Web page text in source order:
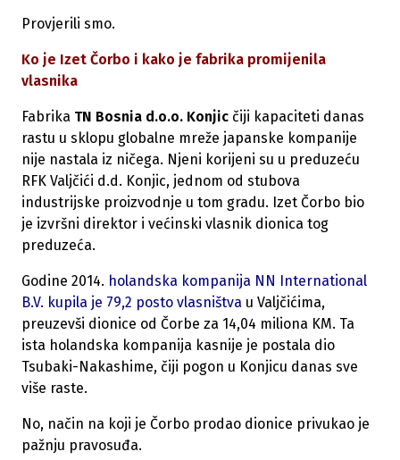
Provjerili smo.
Ko je Izet Čorbo i kako je fabrika promijenila
vlasnika
Fabrika TN Bosnia d.o.o. Konjic čiji kapaciteti danas
rastu u sklopu globalne mreže japanske kompanije
nije nastala iz ničega. Njeni korijeni su u preduzeću
RFK Valjčići d.d. Konjic, jednom od stubova
industrijske proizvodnje u tom gradu. Izet Čorbo bio
je izvršni direktor i većinski vlasnik dionica tog
preduzeća.
Godine 2014. holandska kompanija NN International
B.V. kupila je 79,2 posto vlasništva u Valjčićima,
preuzevši dionice od Čorbe za 14,04 miliona KM. Ta
ista holandska kompanija kasnije je postala dio
Tsubaki-Nakashime, čiji pogon u Konjicu danas sve
više raste.
No, način na koji je Čorbo prodao dionice privukao je
pažnju pravosuđa.